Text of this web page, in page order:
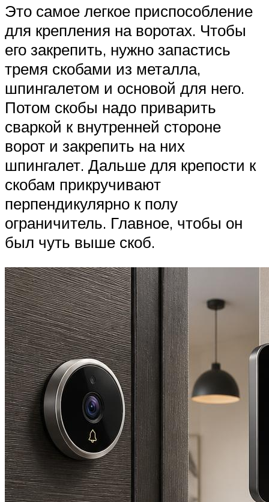
Это самое легкое приспособление
для крепления на воротах. Чтобы
его закрепить, нужно запастись
тремя скобами из металла,
шпингалетом и основой для него.
Потом скобы надо приварить
сваркой к внутренней стороне
ворот и закрепить на них
шпингалет. Дальше для крепости к
скобам прикручивают
перпендикулярно к полу
ограничитель. Главное, чтобы он
был чуть выше скоб.